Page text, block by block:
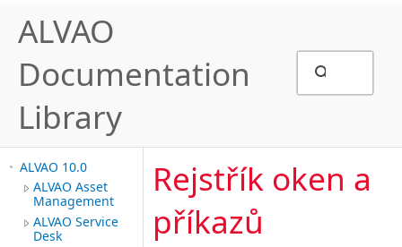
ALVAO
Documentation
Library
ALVAO 10.0
ALVAO Asset
Management
ALVAO Service
Desk
Rejstřík oken a
příkazů